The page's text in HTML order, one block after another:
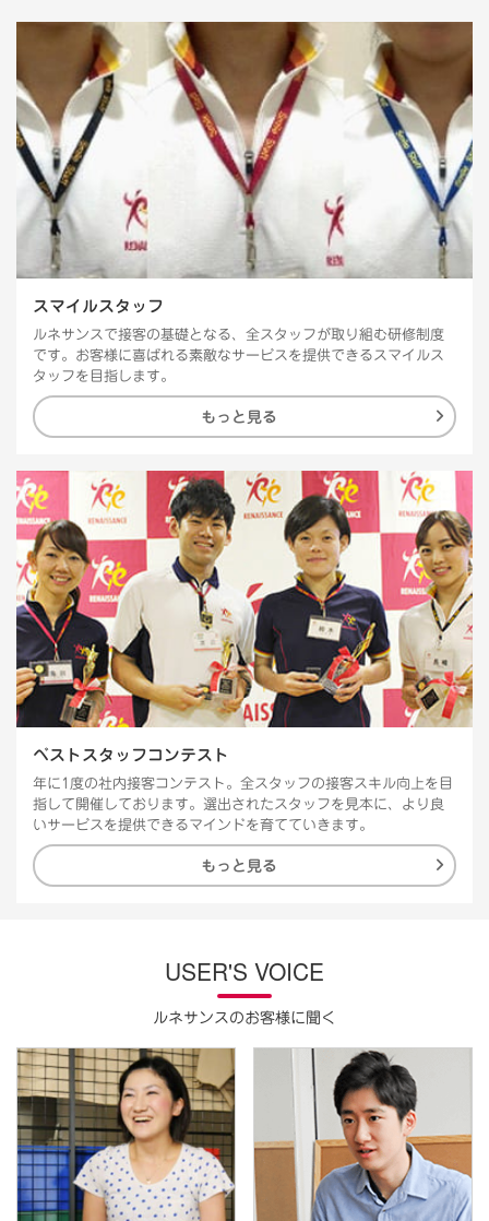
スマイルスタッフ
ルネサンスで接客の基礎となる、全スタッフが取り組む研修制度
です。お客様に喜ばれる素敵なサービスを提供できるスマイルス
タッフを目指します。
もっと見る
ベストスタッフコンテスト
年に1度の社内接客コンテスト。全スタッフの接客スキル向上を目
指して開催しております。選出されたスタッフを見本に、より良
いサービスを提供できるマインドを育てていきます。
もっと見る
USER'S VOICE
ルネサンスのお客様に聞く